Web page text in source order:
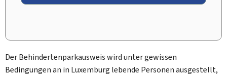
Der Behindertenparkausweis wird unter gewissen
Bedingungen an in Luxemburg lebende Personen ausgestellt,